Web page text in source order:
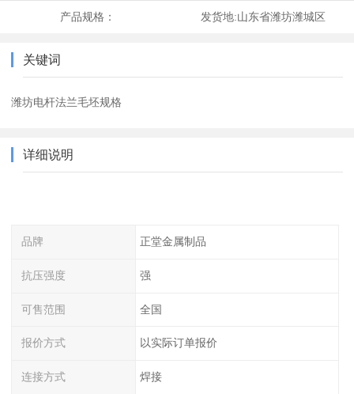
产品规格： 发货地:山东省潍坊潍城区
关键词
潍坊电杆法兰毛坯规格
详细说明
品牌 正堂金属制品
抗压强度 强
可售范围 全国
报价方式 以实际订单报价
连接方式 焊接